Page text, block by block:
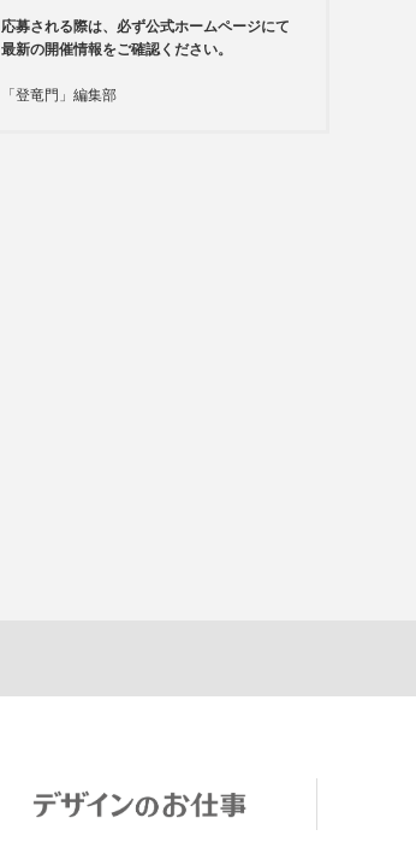
応募される際は、必ず公式ホームページにて
最新の開催情報をご確認ください。
「登竜門」編集部